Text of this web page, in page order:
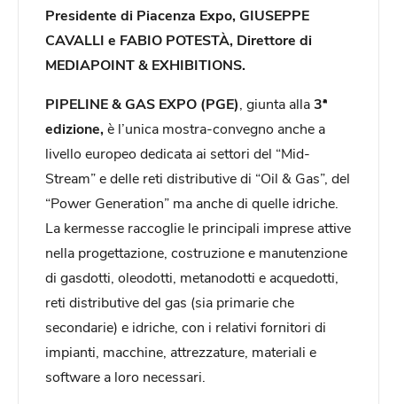
Presidente di Piacenza Expo, GIUSEPPE
CAVALLI e FABIO POTESTÀ, Direttore di
MEDIAPOINT & EXHIBITIONS.
PIPELINE & GAS EXPO (PGE) giunta alla3ª
edizione,è l’unica mostra-convegno anche a
livello europeo dedicata ai settori del “Mid-
Stream” e delle reti distributive di “Oil & Gas”, del
“Power Generation” ma anche di quelle idriche.
La kermesse raccoglie le principali imprese attive
nella progettazione, costruzione e manutenzione
di gasdotti, oleodotti, metanodotti e acquedotti,
reti distributive del gas (sia primarie che
secondarie) e idriche, con i relativi fornitori di
impianti, macchine, attrezzature, materiali e
software a loro necessari.